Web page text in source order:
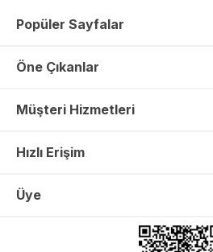
Popüler Sayfalar
Öne Çıkanlar
Müşteri Hizmetleri
Hızlı Erişim
Üye